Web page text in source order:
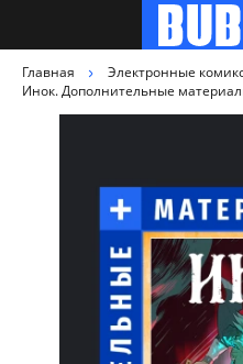
Главная Электронные
Инок. Дополнительные